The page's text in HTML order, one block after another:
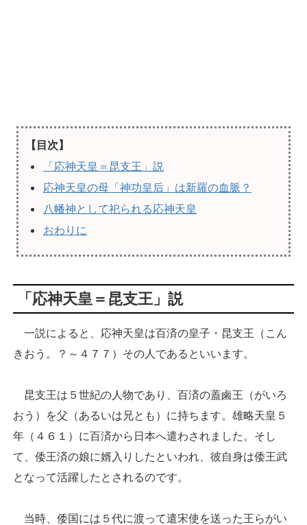
【目次】
「応神天皇＝昆支王」説
応神天皇の母「神功皇后」は新羅の血脈？
八幡神として祀られる応神天皇
おわりに
「応神天皇＝昆支王」説
一説によると、応神天皇は百済の皇子・昆支王（こん
きおう。？～４７７）その人であるといいます。
昆支王は５世紀の人物であり、百済の蓋鹵王（がいろ
おう）を父（あるいは兄とも）に持ちます。雄略天皇５
年（４６１）に百済から日本へ遣わされました。そし
て、倭王済の娘に婿入りしたといわれ、彼自身は倭王武
となって活躍したとされるのです。
当時、倭国には５代に渡って遣宋使を送った王らがい